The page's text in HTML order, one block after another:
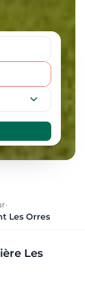
·
Les Orres
Les